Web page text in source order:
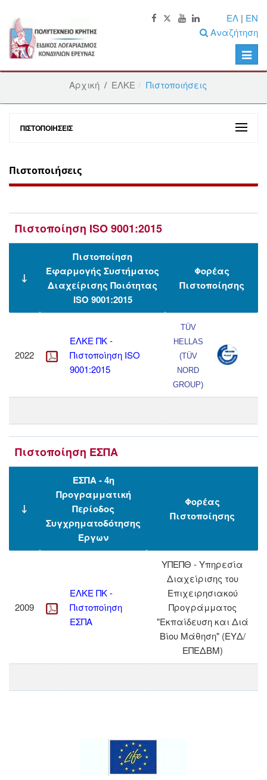
ΕΛ | EN
Αναζήτηση
Toggle
Αρχική / ΕΛΚΕ Πιστοποιήσεις
ΠΙΣΤΟΠΟΙΉΣΕΙΣ
Πιστοποιήσεις
Πιστοποίηση ISO 9001:2015
↓
Πιστοποίηση
Εφαρμογής Συστήματος
Διαχείρισης Ποιότητας
ISO 9001:2015
Φορέας
Πιστοποίησης
2022
ΕΛΚΕ ΠΚ -
Πιστοποίηση ISO
9001:2015
TÜV
HELLAS
(TÜV
NORD
GROUP)
Πιστοποίηση ΕΣΠΑ
↓
ΕΣΠΑ - 4η
Προγραμματική
Περίοδος
Συγχρηματοδότησης
Έργων
Φορέας
Πιστοποίησης
2009
ΕΛΚΕ ΠΚ -
Πιστοποίηση
ΕΣΠΑ
ΥΠΕΠΘ - Υπηρεσία
Διαχείρισης του
Επιχειρησιακού
Προγράμματος
"Εκπαίδευση και Διά
Βίου Μάθηση" (ΕΥΔ/
ΕΠΕΔΒΜ)